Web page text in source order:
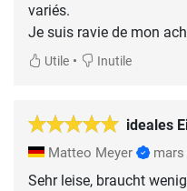
variés.
Je suis ravie de mon
Utile • Inutile
ideales
Matteo Meyer mars
Sehr leise, braucht